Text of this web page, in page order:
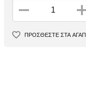
ΠΡΟΣΘΕΣΤΕ ΣΤΑ